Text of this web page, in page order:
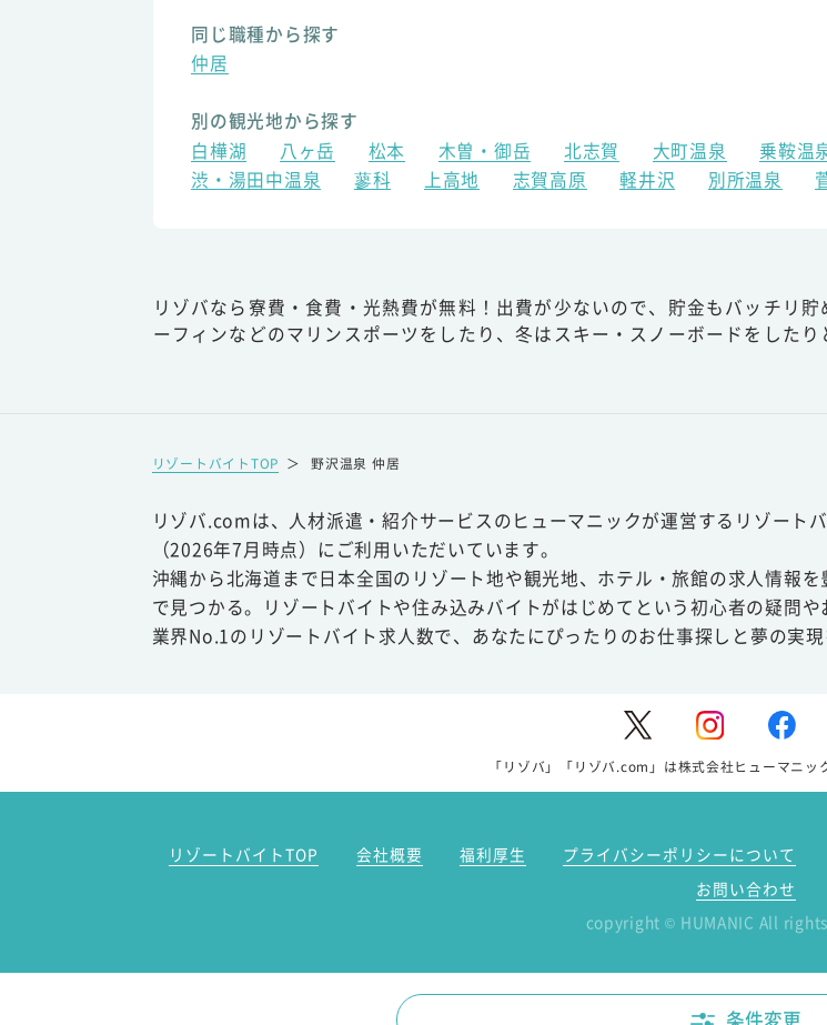
同じ職種から探す
仲居
別の観光地から探す
白樺湖
八ヶ岳 松本 木曽・御岳 北志賀 大町温泉 乗鞍温
渋・湯田中温泉
蓼科 上高地 志賀高原 軽井沢 別所温泉
リゾバなら寮費・食費・光熱費が無料！出費が少ないので、貯金もバッチリ
ーフィンなどのマリンスポーツをしたり、冬はスキー・スノーボードをした
リゾートバイトTOP ＞ 野沢温泉 仲居
リゾバ.comは、人材派遣・紹介サービスのヒューマニックが運営するリゾート
（2026年7月時点）にご利用いただいています。
沖縄から北海道まで日本全国のリゾート地や観光地、ホテル・旅館の求人情報
で見つかる。リゾートバイトや住み込みバイトがはじめてという初心者の疑問
業界No.1のリゾートバイト求人数で、あなたにぴったりのお仕事探しと夢の実現
「リゾバ」「リゾバ.com」は株式会社ヒューマニッ
リゾートバイトTOP 会社概要 福利厚生 プライバシーポリシーについて
お問い合わせ
copyright © HUMANIC All
条件変更